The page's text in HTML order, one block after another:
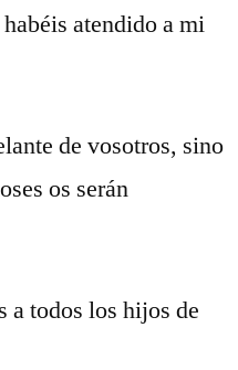
atendido a mi
de vosotros, sino
os serán
a todos los hijos de